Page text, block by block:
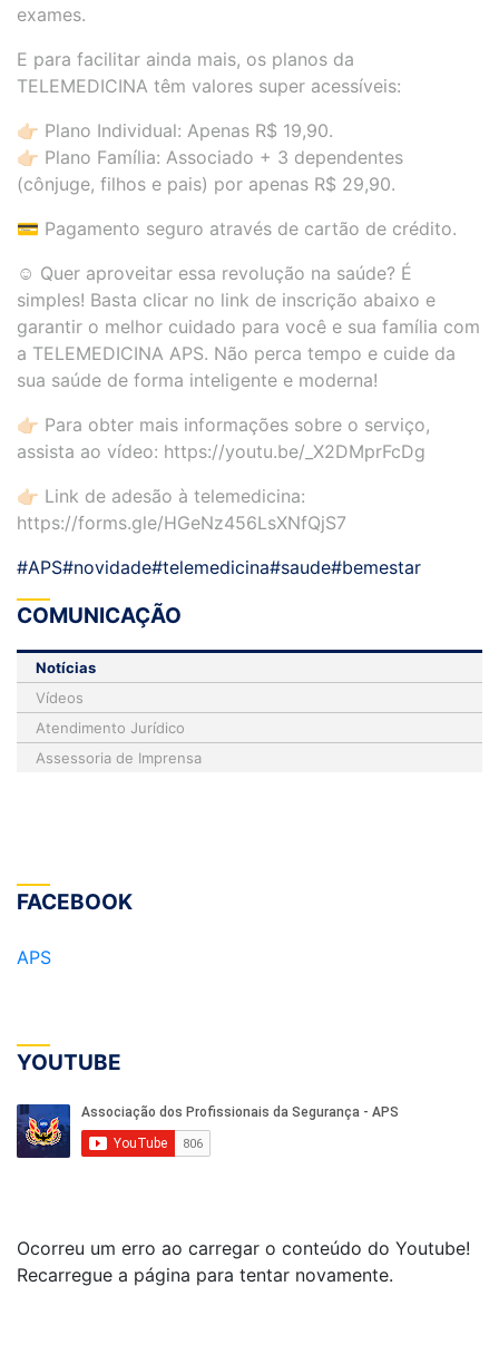
exames.
E para facilitar ainda mais, os planos da
TELEMEDICINA têm valores super acessíveis:
👉🏻 Plano Individual: Apenas R$ 19,90.
👉🏻 Plano Família: Associado + 3 dependentes
(cônjuge, filhos e pais) por apenas R$ 29,90.
💳 Pagamento seguro através de cartão de crédito.
☺️ Quer aproveitar essa revolução na saúde? É
simples! Basta clicar no link de inscrição abaixo e
garantir o melhor cuidado para você e sua família com
a TELEMEDICINA APS. Não perca tempo e cuide da
sua saúde de forma inteligente e moderna!
👉🏻 Para obter mais informações sobre o serviço,
assista ao vídeo: https://youtu.be/_X2DMprFcDg
👉🏻 Link de adesão à telemedicina:
https://forms.gle/HGeNz456LsXNfQjS7
#APS#novidade#telemedicina#saude#bemestar
COMUNICAÇÃO
Notícias
Vídeos
Atendimento Jurídico
Assessoria de Imprensa
FACEBOOK
APS
YOUTUBE
Ocorreu um erro ao carregar o conteúdo do Youtube!
Recarregue a página para tentar novamente.